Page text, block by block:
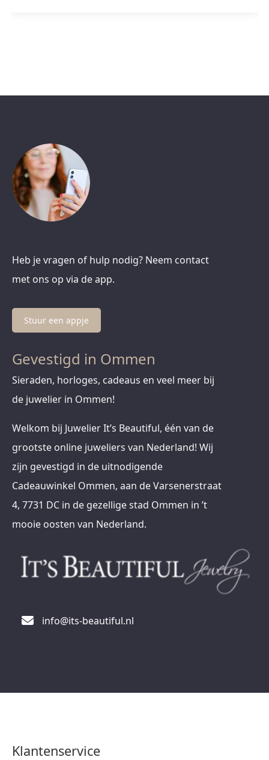
Heb je vragen of hulp nodig? Neem contact
met ons op via de app.
Stuur een appje
Gevestigd in Ommen
Sieraden, horloges, cadeaus en veel meer bij
de juwelier in Ommen!
Welkom bij Juwelier It’s Beautiful, één van de
grootste online juweliers van Nederland! Wij
zijn gevestigd in de uitnodigende
Cadeauwinkel Ommen, aan de Varsenerstraat
4, 7731 DC in de gezellige stad Ommen in ’t
mooie oosten van Nederland.
info@its-beautiful.nl
Klantenservice